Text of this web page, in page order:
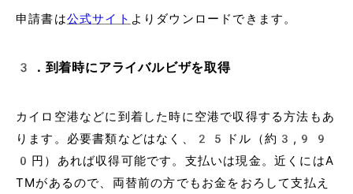
申請書は公式サイト よりダウンロードできます。
3．到着時にアライバルビザを取得
カイロ空港などに到着した時に空港で収得する方法もあ
ります。必要書類などはなく、25ドル（約3,99
0円）あれば収得可能です。支払いは現金。近くにはA
TMがあるので、両替前の方でもお金をおろして支払え